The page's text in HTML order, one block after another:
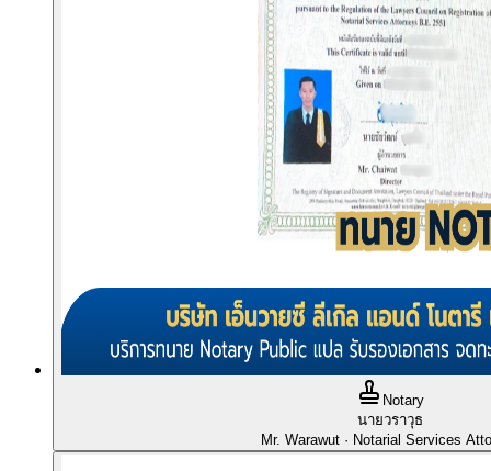
Notary
นายวราวุธ
Mr. Warawut · Notarial Services